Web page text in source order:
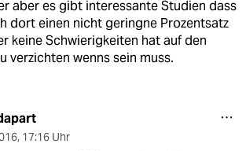
aber es gibt interessante Studien dass
dort einen nicht geringne Prozentsatz
keine Schwierigkeiten hat auf den
verzichten wenns sein muss.
, 17:16 Uhr